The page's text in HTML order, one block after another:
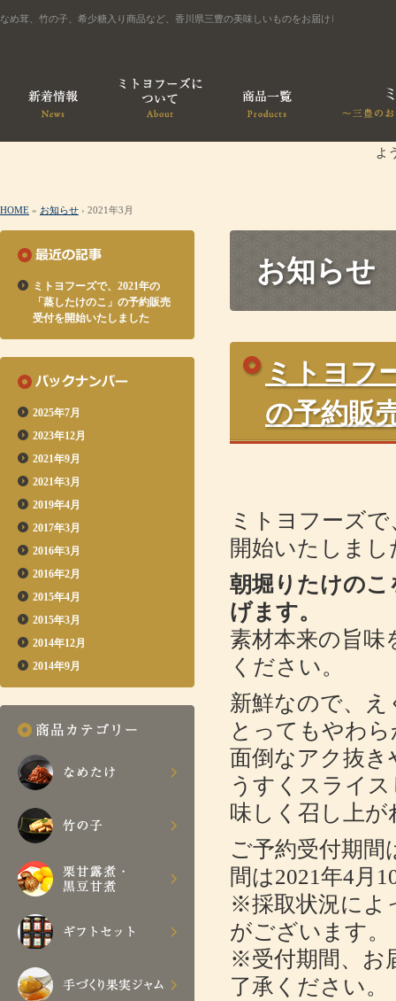
なめ茸、竹の子、希少糖入り商品など、香川県三豊の美味しいものをお届けします
よ
HOME » お知らせ › 2021年3月
ミトヨフーズで、2021年の
「蒸したけのこ」の予約販売
受付を開始いたしました
2025年7月
2023年12月
2021年9月
2021年3月
2019年4月
2017年3月
2016年3月
2016年2月
2015年4月
2015年3月
2014年12月
2014年9月
お知らせ
ミトヨフ
の予約販
ミトヨフーズ
開始いたしまし
朝堀りたけの
げます。
素材本来の旨
ください。
新鮮なので、
とってもやわ
面倒なアク抜
うすくスライ
味しく召し上が
ご予約受付期間
間は2021年4月
※採取状況によ
がございます。
※受付期間、お
了承ください。